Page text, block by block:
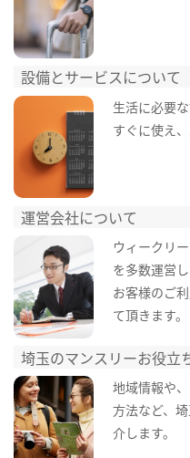
設備とサービスについて
生活に必要
すぐに使え
運営会社について
ウィークリ
を多数運営し
お客様のご
て頂きます。
埼玉のマンスリーお役立
地域情報や
方法など、
介します。